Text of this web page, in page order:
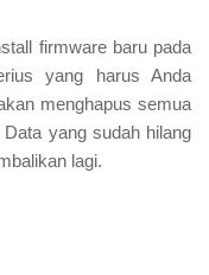
firmware baru pada
yang harus Anda
menghapus semua
yang sudah hilang
lagi.